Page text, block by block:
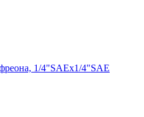
1/4"SAEх1/4"SAE